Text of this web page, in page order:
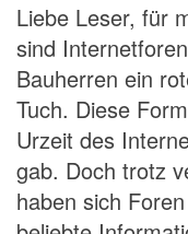
Liebe Leser, für
sind
Bauherren ein
Tuch. Diese
Urzeit des
gab. Doch trotz
haben sich